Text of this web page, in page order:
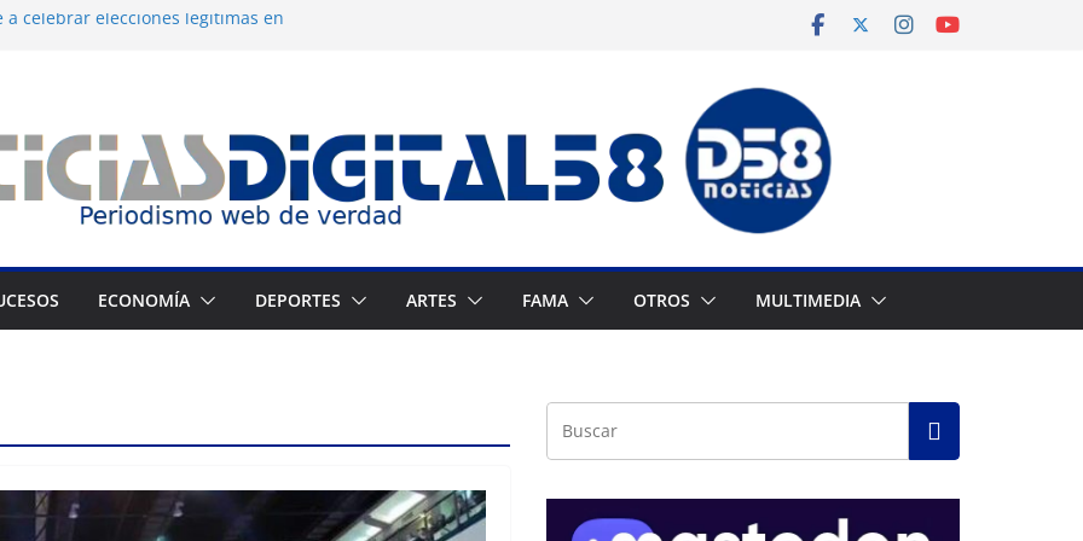
a celebrar elecciones legítimas en
montañista Nirmal Purja tras
cronograma electoral a la mesa de
ECONOMÍA DEPORTES ARTES FAMA OTROS MULTIMEDIA